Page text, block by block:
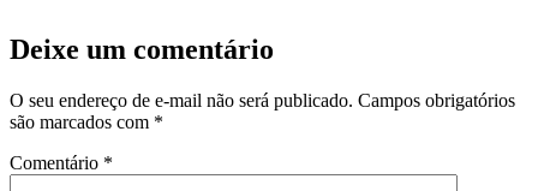
Deixe um comentário
O seu endereço de e-mail não será publicado. Campos obrigatórios
são marcados com *
Comentário *